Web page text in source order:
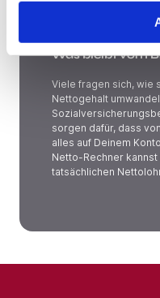
Was bleibt vom
Viele fragen sich, wie
Nettogehalt
sorgen dafür, dass
alles auf Deinem
Netto-Rechner
tatsächlichen